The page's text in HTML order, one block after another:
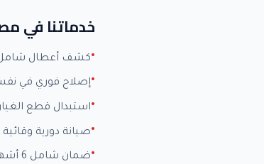
خدماتنا في
كشف أعطال
إصلاح فوري في
استبدال قطع
صيانة دورية وقائية
ضمان شامل 6 أشهر